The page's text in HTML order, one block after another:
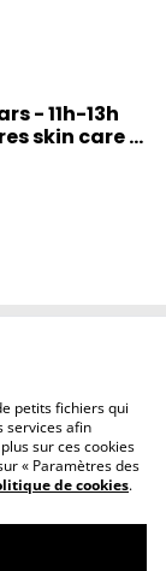
- 11h-13h
skin care -
de
petits fichiers qui
services afin
sur ces cookies
« Paramètres des
de cookies.